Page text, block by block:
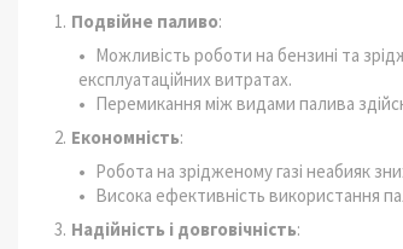
Подвійне паливо:
Можливість роботи на бензині та
експлуатаційних витратах.
Перемикання між видами палива
Економність:
Робота на зрідженому газі неабияк
Висока ефективність використання
Надійність і довговічність: